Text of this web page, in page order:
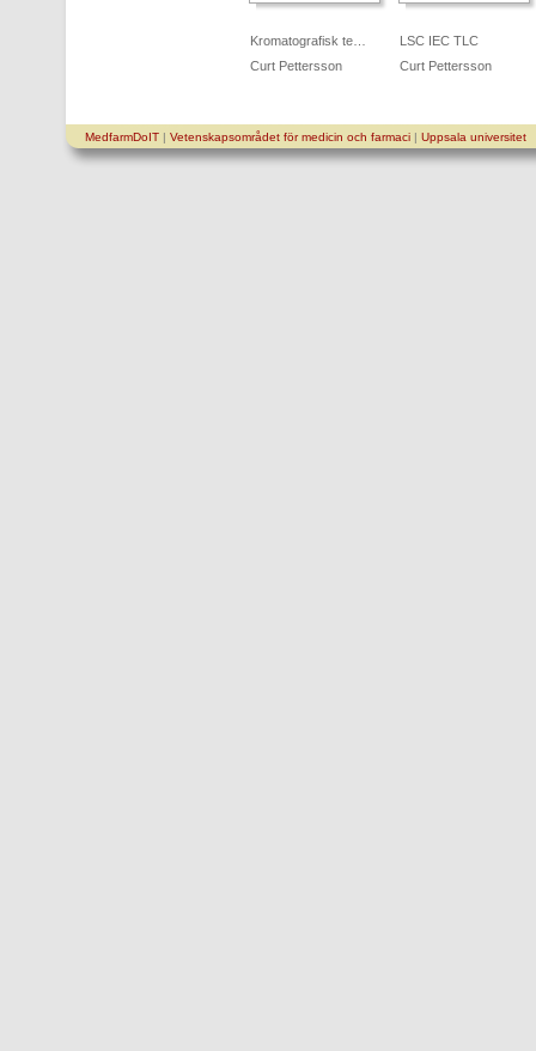
Kromatografisk te…
Curt Pettersson
LSC IEC TLC
Curt Pettersson
MedfarmDoIT| Vetenskapsområdet för medicin och farmaci| Uppsala universitet